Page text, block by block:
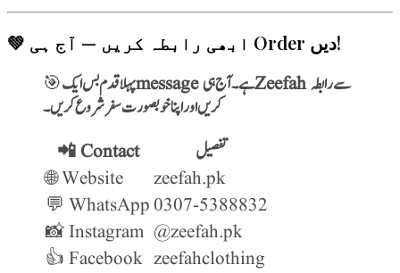
💚 ابھی رابطہ کریں — آج ہی Order دیں!
🎯پہلا قدم بس ایک message ہے۔ آج ہی Zeefah سے رابطہ
کریں اور اپنا خوبصورت سفر شروع کریں۔
📲 Contact
تفصیل
🌐 Website
zeefah.pk
💬 WhatsApp0307-5388832
📸 Instagram @zeefah.pk
👍 Facebook zeefahclothing